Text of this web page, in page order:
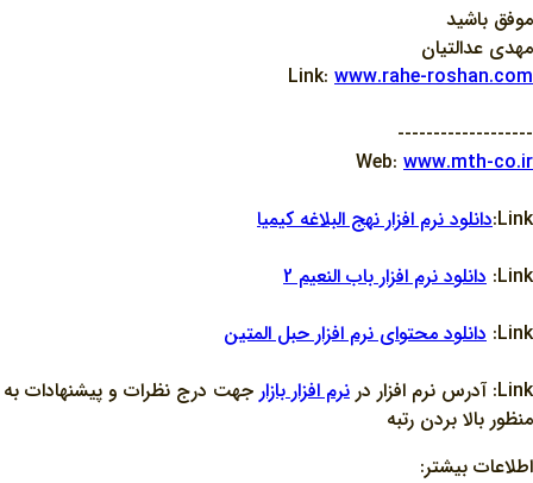
موفق باشيد
مهدي عدالتيان
Link: www.rahe-roshan.com
-------------------
Web: www.mth-co.ir
Link: دانلود نرم افزار نهج البلاغه کيميا
Link: دانلود نرم افزار باب النعيم 2
Link: دانلود محتواي نرم افزار حبل المتين
Link: آدرس نرم افزار در
نرم افزار بازار جهت درج نظرات و پيشنهادات به
منظور بالا بردن رتبه
اطلاعات بیشتر: